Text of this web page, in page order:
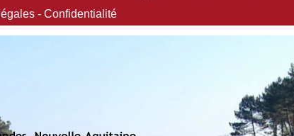
- Confidentialité